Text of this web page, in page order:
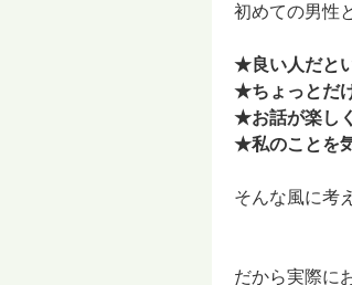
初めての男性
★良い人だと
★ちょっとだ
★お話が楽し
★私のことを
そんな風に考
だから実際に